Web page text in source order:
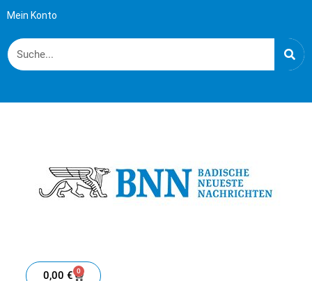
Mein Konto
0,00 € 0